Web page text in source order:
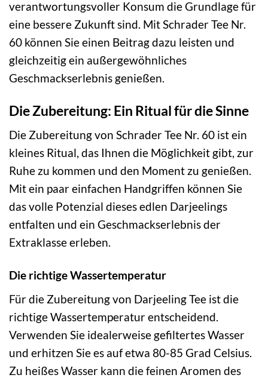
verantwortungsvoller Konsum die Grundlage für
eine bessere Zukunft sind. Mit Schrader Tee Nr.
60 können Sie einen Beitrag dazu leisten und
gleichzeitig ein außergewöhnliches
Geschmackserlebnis genießen.
Die Zubereitung: Ein Ritual für die Sinne
Die Zubereitung von Schrader Tee Nr. 60 ist ein
kleines Ritual, das Ihnen die Möglichkeit gibt, zur
Ruhe zu kommen und den Moment zu genießen.
Mit ein paar einfachen Handgriffen können Sie
das volle Potenzial dieses edlen Darjeelings
entfalten und ein Geschmackserlebnis der
Extraklasse erleben.
Die richtige Wassertemperatur
Für die Zubereitung von Darjeeling Tee ist die
richtige Wassertemperatur entscheidend.
Verwenden Sie idealerweise gefiltertes Wasser
und erhitzen Sie es auf etwa 80-85 Grad Celsius.
Zu heißes Wasser kann die feinen Aromen des